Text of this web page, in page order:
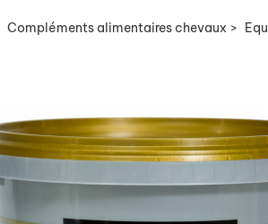
Compléments alimentaires chevaux >